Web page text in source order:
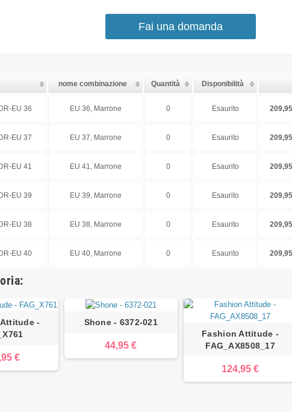
Fai una domanda
nome combinazione Quantità Disponibilità
EU 36 EU 36, Marrone 0 Esaurito
EU 37 EU 37, Marrone 0 Esaurito
EU 41 EU 41, Marrone 0 Esaurito
EU 39 EU 39, Marrone 0 Esaurito
EU 38 EU 38, Marrone 0 Esaurito
EU 40 EU 40, Marrone 0 Esaurito
-
€
Shone - 6372-021
44,95 €
Fashion Attitude -
FAG_AX8508_17
124,95 €